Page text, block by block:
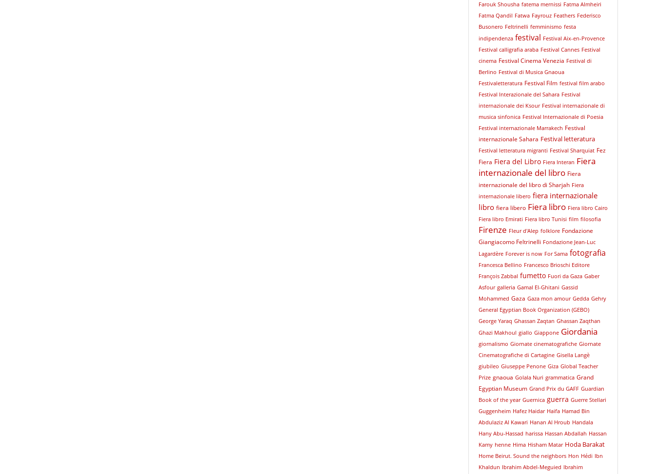
Farouk Shousha fatema mernissi Fatma Almheiri
Fatma Qandil Fatwa Fayrouz Feathers Federisco
Busonero Feltrinelli femminismo festa
indipendenza festival Festival Aix-en-Provence
Festival calligrafia araba Festival Cannes Festival
cinema Festival Cinema Venezia Festival di
Berlino Festival di Musica Gnaoua
Festivaletteratura Festival Film festival film arabo
Festival Interazionale del Sahara Festival
internazionale dei Ksour Festival internazionale di
musica sinfonica Festival Internazionale di Poesia
Festival internazionale Marrakech Festival
internazionale Sahara Festival letteratura
Festival letteratura migranti Festival Sharquiat Fez
Fiera Fiera del Libro Fiera Interan Fiera
internazionale del libro Fiera
internazionale del libro di Sharjah Fiera
internazionale libero fiera internazionale
libro fiera libero Fiera libro Fiera libro Cairo
Fiera libro Emirati Fiera libro Tunisi film filosofia
Firenze Fleur d'Alep folklore Fondazione
Giangiacomo Feltrinelli Fondazione Jean-Luc
Lagardère Forever is now For Sama fotografia
Francesca Bellino Francesco Brioschi Editore
François Zabbal fumetto Fuori da Gaza Gaber
Asfour galleria Gamal El-Ghitani Gassid
Mohammed Gaza Gaza mon amour Gedda Gehry
General Egyptian Book Organization (GEBO)
George Yaraq Ghassan Zaqtan Ghassan Zaqthan
Ghazi Makhoul giallo Giappone Giordania
giornalismo Giornate cinematografiche Giornate
Cinematografiche di Cartagine Gisella Langè
giubileo Giuseppe Penone Giza Global Teacher
Prize gnaoua Golala Nuri grammatica Grand
Egyptian Museum Grand Prix du GAFF Guardian
Book of the year Guernica guerra Guerre Stellari
Guggenheim Hafez Haidar Haifa Hamad Bin
Abdulaziz Al Kawari Hanan Al Hroub Handala
Hany Abu-Hassad harissa Hassan Abdallah Hassan
Kamy henne Hima Hisham Matar Hoda Barakat
Home Beirut. Sound the neighbors Hon Hédi Ibn
Khaldun Ibrahim Abdel-Meguied Ibrahim